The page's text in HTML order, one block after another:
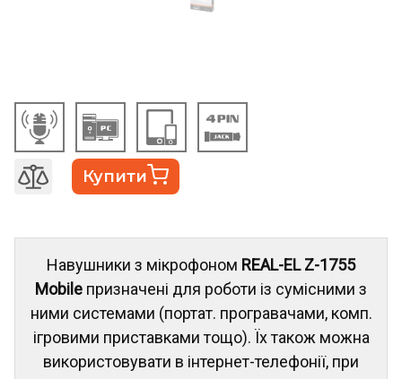
Купити
Навушники з мікрофоном REAL-EL Z-1755
Mobile призначені для роботи із сумісними з
ними системами (портат. програвачами, комп.
ігровими приставками тощо). Їх також можна
використовувати в інтернет-телефонії, при